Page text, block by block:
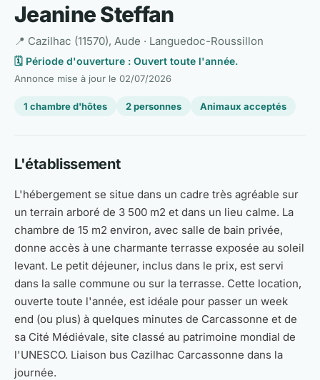
Jeanine Steffan
📍 Cazilhac (11570), Aude · Languedoc-Roussillon
🗓️ Période d'ouverture : Ouvert toute l'année.
Annonce mise à jour le 02/07/2026
1 chambre d'hôtes 2 personnes Animaux acceptés
L'établissement
L'hébergement se situe dans un cadre très agréable sur
un terrain arboré de 3 500 m2 et dans un lieu calme. La
chambre de 15 m2 environ, avec salle de bain privée,
donne accès à une charmante terrasse exposée au soleil
levant. Le petit déjeuner, inclus dans le prix, est servi
dans la salle commune ou sur la terrasse. Cette location,
ouverte toute l'année, est idéale pour passer un week
end (ou plus) à quelques minutes de Carcassonne et de
sa Cité Médiévale, site classé au patrimoine mondial de
l'UNESCO. Liaison bus Cazilhac Carcassonne dans la
journée.